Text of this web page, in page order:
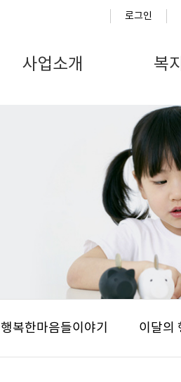
로그인
사업소개 복
행복한마음들이야기 이달의